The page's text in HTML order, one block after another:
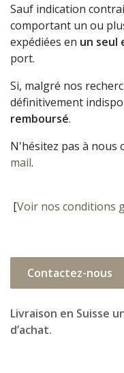
Sauf indication
comportant un ou
expédiées en un seul
port.
Si, malgré nos
définitivement
remboursé.
N'hésitez pas à nous
mail.
[Voir nos conditions
Contactez-nous
Livraison en Suisse
d’achat.